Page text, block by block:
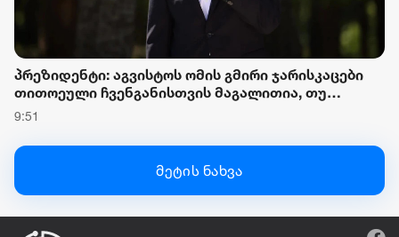
პრეზიდენტი: აგვისტოს ომის გმირი ჯარისკაცები
თითოეული ჩვენგანისთვის მაგალითია, თუ
როგორი უნდა იყოს საქართველოს მოქალაქე და
მარადიულ ხსოვნას
9:51
მეტის ნახვა